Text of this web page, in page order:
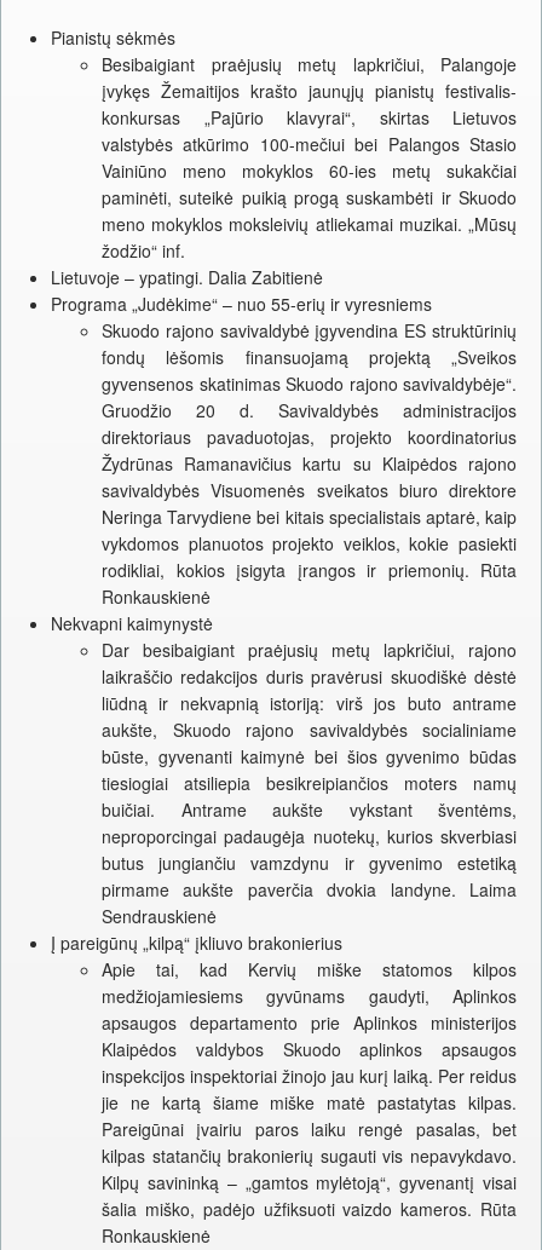
Pianistų sėkmės
Besibaigiant praėjusių metų lapkričiui, Palangoje
įvykęs Žemaitijos krašto jaunųjų pianistų festivalis-
konkursas „Pajūrio klavyrai“, skirtas Lietuvos
valstybės atkūrimo 100-mečiui bei Palangos Stasio
Vainiūno meno mokyklos 60-ies metų sukakčiai
paminėti, suteikė puikią progą suskambėti ir Skuodo
meno mokyklos moksleivių atliekamai muzikai. „Mūsų
žodžio“ inf.
Lietuvoje – ypatingi. Dalia Zabitienė
Programa „Judėkime“ – nuo 55-erių ir vyresniems
Skuodo rajono savivaldybė įgyvendina ES struktūrinių
fondų lėšomis finansuojamą projektą „Sveikos
gyvensenos skatinimas Skuodo rajono savivaldybėje“.
Gruodžio 20 d. Savivaldybės administracijos
direktoriaus pavaduotojas, projekto koordinatorius
Žydrūnas Ramanavičius kartu su Klaipėdos rajono
savivaldybės Visuomenės sveikatos biuro direktore
Neringa Tarvydiene bei kitais specialistais aptarė, kaip
vykdomos planuotos projekto veiklos, kokie pasiekti
rodikliai, kokios įsigyta įrangos ir priemonių. Rūta
Ronkauskienė
Nekvapni kaimynystė
Dar besibaigiant praėjusių metų lapkričiui, rajono
laikraščio redakcijos duris pravėrusi skuodiškė dėstė
liūdną ir nekvapnią istoriją: virš jos buto antrame
aukšte, Skuodo rajono savivaldybės socialiniame
būste, gyvenanti kaimynė bei šios gyvenimo būdas
tiesiogiai atsiliepia besikreipiančios moters namų
buičiai. Antrame aukšte vykstant šventėms,
neproporcingai padaugėja nuotekų, kurios skverbiasi
butus jungiančiu vamzdynu ir gyvenimo estetiką
pirmame aukšte paverčia dvokia landyne. Laima
Sendrauskienė
Į pareigūnų „kilpą“ įkliuvo brakonierius
Apie tai, kad Kervių miške statomos kilpos
medžiojamiesiems gyvūnams gaudyti, Aplinkos
apsaugos departamento prie Aplinkos ministerijos
Klaipėdos valdybos Skuodo aplinkos apsaugos
inspekcijos inspektoriai žinojo jau kurį laiką. Per reidus
jie ne kartą šiame miške matė pastatytas kilpas.
Pareigūnai įvairiu paros laiku rengė pasalas, bet
kilpas statančių brakonierių sugauti vis nepavykdavo.
Kilpų savininką – „gamtos mylėtoją“, gyvenantį visai
šalia miško, padėjo užfiksuoti vaizdo kameros. Rūta
Ronkauskienė